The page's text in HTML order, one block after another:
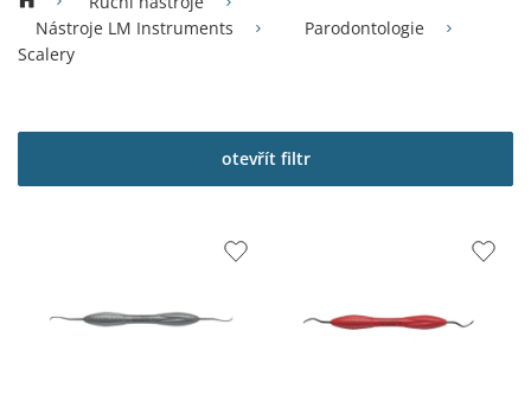
Nástroje LM Instruments
Parodontologie
Scalery
otevřít filtr
ý
i